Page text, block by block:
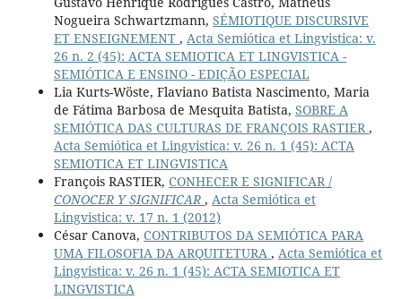
Nogueira Schwartzmann, SÉMIOTIQUE DISCURSIVE
ET ENSEIGNEMENT , Acta Semiótica et Lingvistica: v.
26 n. 2 (45): ACTA SEMIOTICA ET LINGVISTICA -
SEMIÓTICA E ENSINO - EDIÇÃO ESPECIAL
Lia Kurts-Wöste, Flaviano Batista Nascimento, Maria
de Fátima Barbosa de Mesquita Batista, SOBRE A
SEMIÓTICA DAS CULTURAS DE FRANÇOIS RASTIER,
Acta Semiótica et Lingvistica: v. 26 n. 1 (45): ACTA
SEMIOTICA ET LINGVISTICA
François RASTIER, CONHECER E SIGNIFICAR /
CONOCER Y SIGNIFICAR , Acta Semiótica et
Lingvistica: v. 17 n. 1 (2012)
César Canova, CONTRIBUTOS DA SEMIÓTICA PARA
UMA FILOSOFIA DA ARQUITETURA , Acta Semiótica et
Lingvistica: v. 26 n. 1 (45): ACTA SEMIOTICA ET
LINGVISTICA